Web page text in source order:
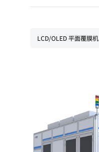
LCD/OLED 平面覆膜机